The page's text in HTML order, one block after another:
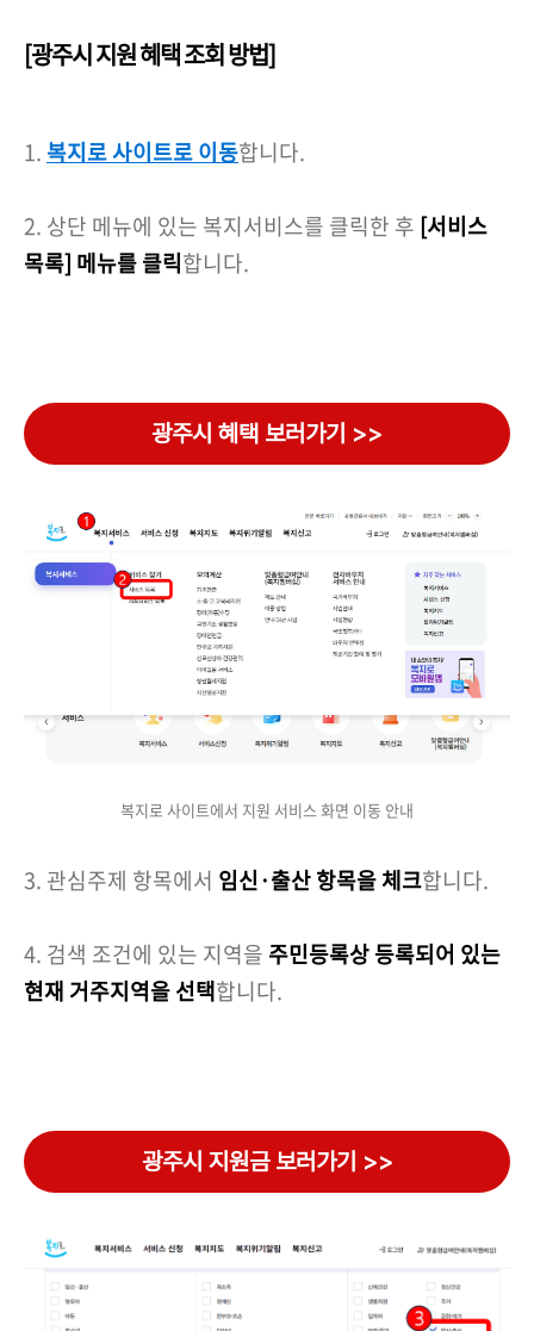
[광주시 지원 혜택 조회 방법]
1. 복지로 사이트로 이동합니다.
2. 상단 메뉴에 있는 복지서비스를 클릭한 후 [서비스
목록] 메뉴를 클릭합니다.
광주시 혜택 보러가기 >>
복지로 사이트에서 지원 서비스 화면 이동 안내
3. 관심주제 항목에서 임신·출산 항목을 체크합니다.
4. 검색 조건에 있는 지역을 주민등록상 등록되어 있는
현재 거주지역을 선택합니다.
광주시 지원금 보러가기 >>